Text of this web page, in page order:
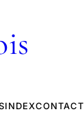
INDEXCONTACT